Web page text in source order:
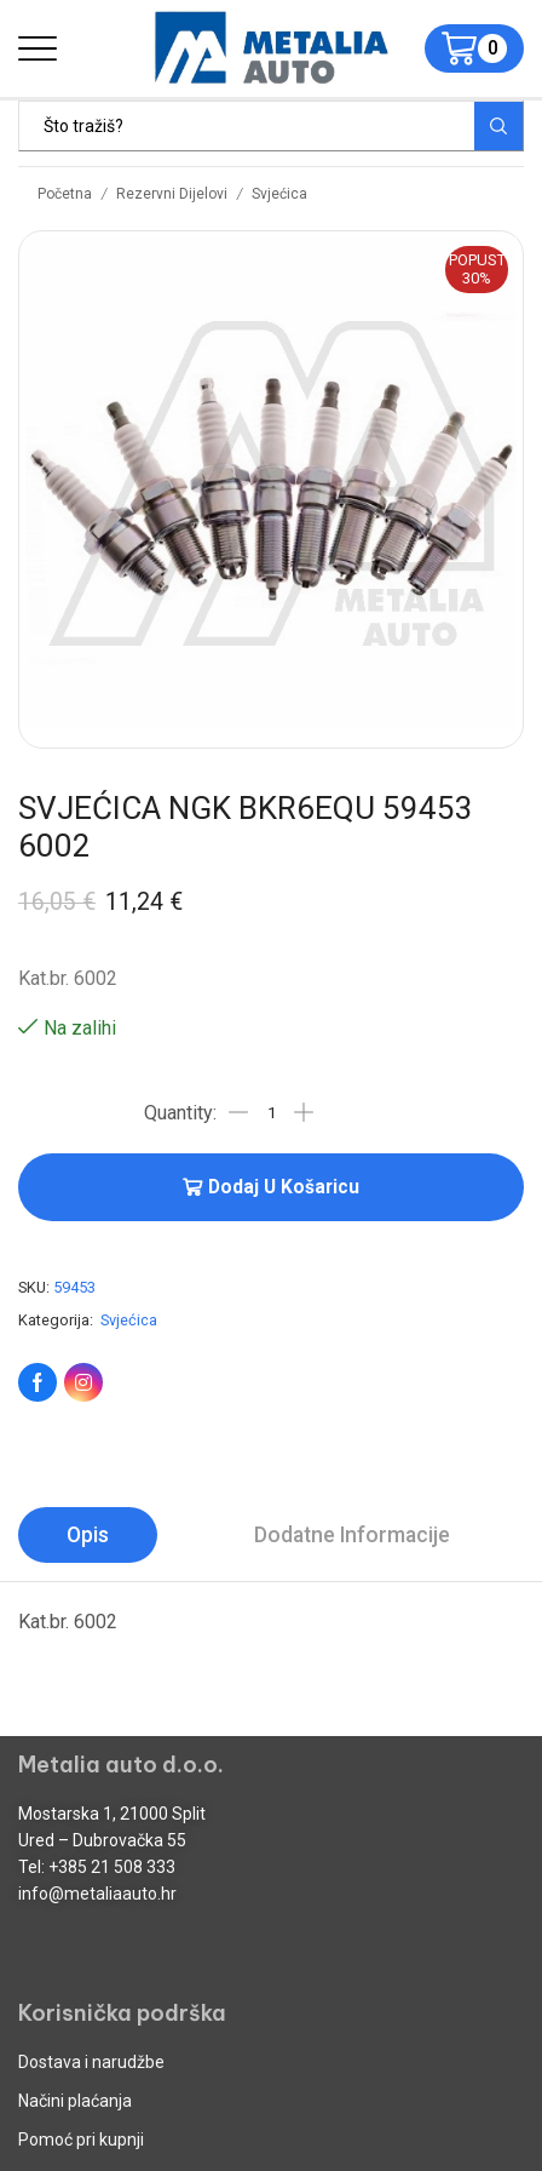
0
Početna / Rezervni Dijelovi / Svjećica
POPUST
30%
SVJEĆICA NGK BKR6EQU 59453
6002
16,05€ 11,24 €
Kat.br. 6002
Na zalihi
Dodaj U Košaricu
SKU: 59453
Kategorija: Svjećica
Opis Dodatne Informacije
Kat.br. 6002
Metalia auto d.o.o.
Mostarska 1, 21000 Split
Ured – Dubrovačka 55
Tel: +385 21 508 333
info@metaliaauto.hr
Korisnička podrška
Dostava i narudžbe
Načini plaćanja
Pomoć pri kupnji